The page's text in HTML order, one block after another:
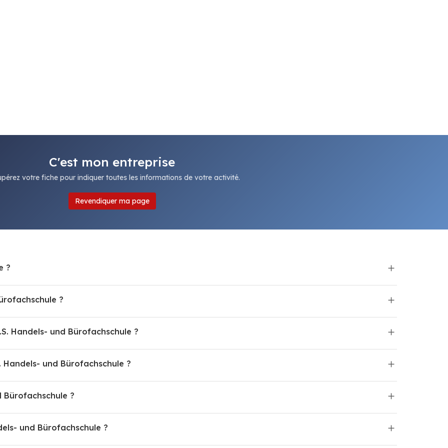
C'est mon entreprise
votre fiche pour indiquer toutes les informations de votre activité.
Revendiquer ma page
?
?
Handels- und Bürofachschule ?
und Bürofachschule ?
Bürofachschule ?
und Bürofachschule ?